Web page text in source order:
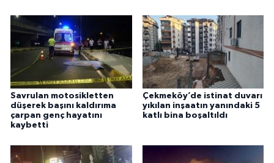
Savrulan motosikletten
düşerek başını kaldırıma
çarpan genç hayatını
kaybetti
Çekmeköy’de istinat duvarı
yıkılan inşaatın yanındaki 5
katlı bina boşaltıldı